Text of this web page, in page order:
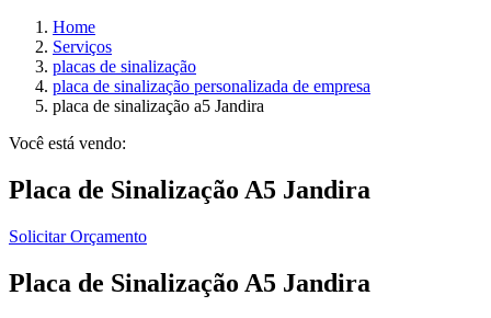
Home
Serviços
placas de sinalização
placa de sinalização personalizada de empresa
placa de sinalização a5 Jandira
Você está vendo:
Placa de Sinalização A5 Jandira
Solicitar Orçamento
Placa de Sinalização A5 Jandira